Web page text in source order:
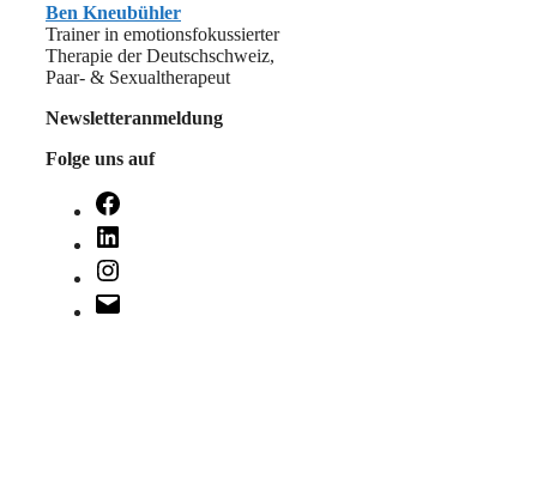
Ben Kneubühler
Trainer in emotionsfokussierter
Therapie der Deutschschweiz,
Paar- & Sexualtherapeut
Newsletteranmeldung
Folge uns auf
Facebook
LinkedIn
Instagram
E-
Mail